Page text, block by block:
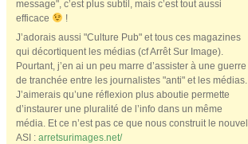
message", c’est plus subtil, mais c’est tout aussi
efficace
!
J’adorais aussi "Culture Pub" et tous ces magazines
qui décortiquent les médias (cf Arrêt Sur Image).
Pourtant, j’en ai un peu marre d’assister à une guerre
de tranchée entre les journalistes "anti" et les médias.
J’aimerais qu’une réflexion plus aboutie permette
d’instaurer une pluralité de l’info dans un même
média. Et ce n’est pas ce que nous construit le nouvel
ASI : arretsurimages.net/